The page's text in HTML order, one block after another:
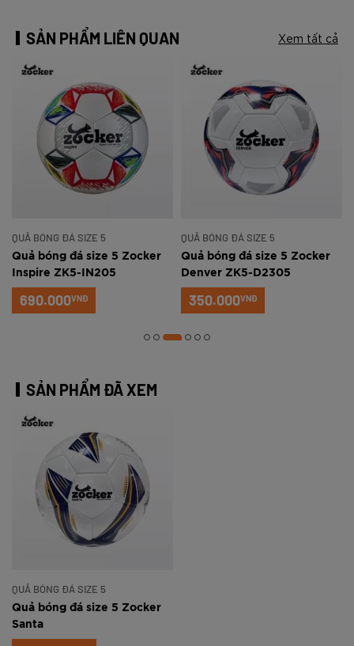
SẢN PHẨM LIÊN QUAN Xem tất cả
QUẢ BÓNG ĐÁ SIZE 5
Quả bóng đá size 5 Zocker
Inspire ZK5-IN205
690.000VNĐ
QUẢ BÓNG ĐÁ SIZE 5
Quả bóng đá size 5 Zocker
Denver ZK5-D2305
350.000VNĐ
SẢN PHẨM ĐÃ XEM
QUẢ BÓNG ĐÁ SIZE 5
Quả bóng đá size 5 Zocker
Santa